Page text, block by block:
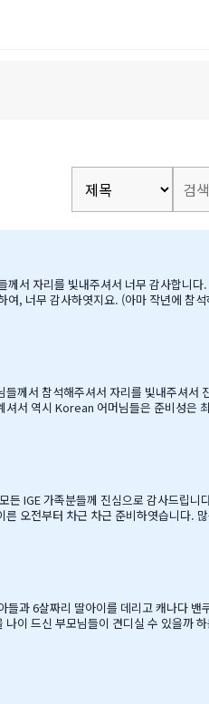
사하엿지요. (아마 작년에 참석하셧던
께서 참석해주셔서 자리를 빛내주셔서
셔서 역시 Korean 어머님들은 준비성
쁘신 와중에 참석해주신 [TD은행,오경
들께서 참석해주셧으며,(총114가족) 노스밴쿠버,랭리교육
하엿지요. 그 다음 자녀학생들을
말라"는 말로 오히려 제 등을 떠미셨습니다. 경제